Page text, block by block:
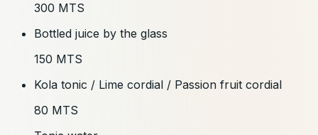
300 MTS
Bottled juice by the glass
150 MTS
Kola tonic / Lime cordial / Passion fruit cordial
80 MTS